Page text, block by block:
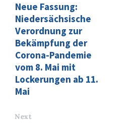
Neue Fassung:
Niedersächsische
Verordnung zur
Bekämpfung der
Corona-Pandemie
vom 8. Mai mit
Lockerungen ab 11.
Mai
Next